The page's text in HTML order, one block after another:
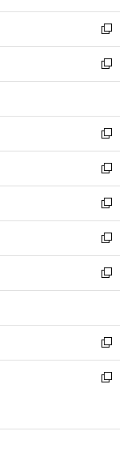
開
く
ウ
で
開
く
ン
ド
ウ
で
開
ウ
ィ
ン
ド
ウ
開
く
し
い
ウ
ィ
ン
ウ
で
開
く
新
し
い
ウ
ン
ド
ウ
で
開
く
新
し
ウ
ィ
ン
ド
ウ
で
開
く
新
し
い
ウ
ィ
ン
ド
ウ
で
開
新
し
い
ウ
ィ
ン
ド
ウ
開
く
新
し
い
ウ
ィ
ン
ウ
で
開
く
新
し
い
ウ
ン
ド
ウ
で
新
し
ウ
ィ
ン
ド
開
新
し
い
ン
新
ウ